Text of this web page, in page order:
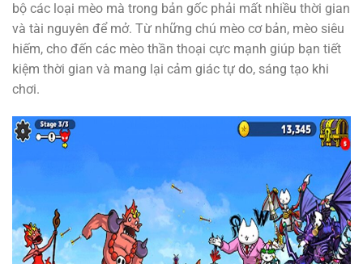
bộ các loại mèo mà trong bản gốc phải mất nhiều thời gian
và tài nguyên để mở. Từ những chú mèo cơ bản, mèo siêu
hiếm, cho đến các mèo thần thoại cực mạnh giúp bạn tiết
kiệm thời gian và mang lại cảm giác tự do, sáng tạo khi
chơi.